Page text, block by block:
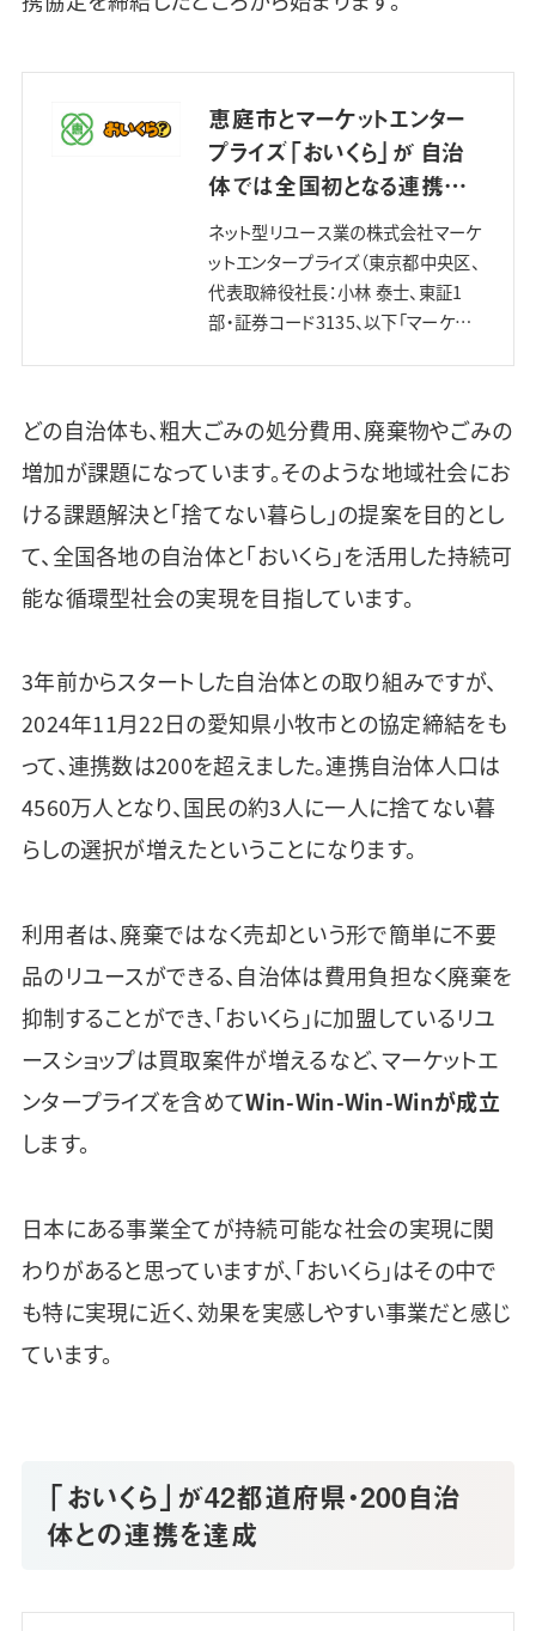
恵庭市とマーケットエンター
プライズ「おいくら」が 自治
体では全国初となる連携協
定を締結〜不要品は潜在資
産 捨て…
ネット型リユース業の株式会社マーケ
ットエンタープライズ（東京都中央区、
代表取締役社長：小林 泰士、東証1
部・証券コード3135、以下「マーケット
どの自治体も、粗大ごみの処分費用、廃棄物やごみの
増加が課題になっています。そのような地域社会にお
ける課題解決と「捨てない暮らし」の提案を目的とし
て、全国各地の自治体と「おいくら」を活用した持続可
能な循環型社会の実現を目指しています。
3年前からスタートした自治体との取り組みですが、
2024年11月22日の愛知県小牧市との協定締結をも
って、連携数は200を超えました。連携自治体人口は
4560万人となり、国民の約3人に一人に捨てない暮
らしの選択が増えたということになります。
利用者は、廃棄ではなく売却という形で簡単に不要
品のリユースができる、自治体は費用負担なく廃棄を
抑制することができ、「おいくら」に加盟しているリユ
ースショップは買取案件が増えるなど、マーケットエ
ンタープライズを含めてWin-Win-Win-Winが成立
します。
日本にある事業全てが持続可能な社会の実現に関
わりがあると思っていますが、「おいくら」はその中で
も特に実現に近く、効果を実感しやすい事業だと感じ
ています。
「おいくら」が42都道府県・200自治
体との連携を達成